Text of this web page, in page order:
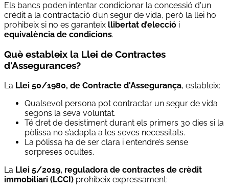
Els bancs poden intentar condicionar la concessió d'un
crèdit a la contractació d’un segur de vida, però la llei ho
prohibeix si no es garanteix llibertat d’elecció i
equivalència de condicions.
Què estableix la Llei de Contractes
d'Assegurances?
La Llei 50/1980, de Contracte d'Assegurança, estableix:
Qualsevol persona pot contractar un segur de vida
segons la seva voluntat.
Té dret de desistiment durant els primers 30 dies si la
pòlissa no s’adapta a les seves necessitats.
La pòlissa ha de ser clara i entendre’s sense
sorpreses ocultes.
La Llei 5/2019, reguladora de contractes de crèdit
immobiliari (LCCI) prohibeix expressament: